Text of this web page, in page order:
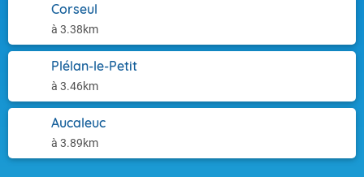
Corseul
à 3.38km
Plélan-le-Petit
à 3.46km
Aucaleuc
à 3.89km